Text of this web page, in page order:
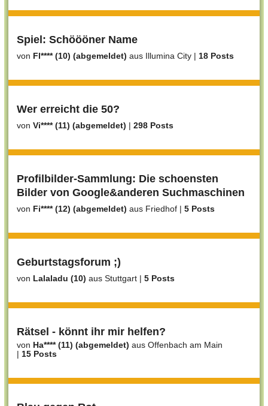
Spiel: Schöööner Name
von Fl**** (10) (abgemeldet) aus Illumina City | 18 Posts
Wer erreicht die 50?
von Vi**** (11) (abgemeldet) | 298 Posts
Profilbilder-Sammlung: Die schoensten
Bilder von Google&anderen Suchmaschinen
von Fi**** (12) (abgemeldet) aus Friedhof | 5 Posts
Geburtstagsforum ;)
von Lalaladu (10) aus Stuttgart | 5 Posts
Rätsel - könnt ihr mir helfen?
von Ha**** (11) (abgemeldet) aus Offenbach am Main
| 15 Posts